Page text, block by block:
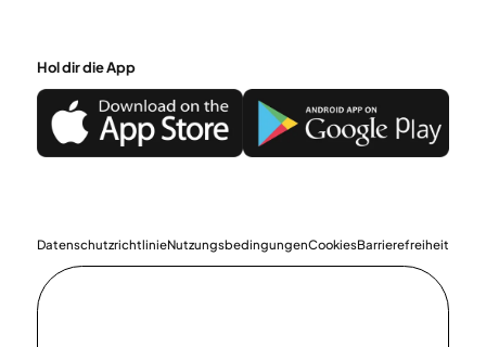
Hol dir die App
DatenschutzrichtlinieNutzungsbedingungenCookiesBarrierefreiheit